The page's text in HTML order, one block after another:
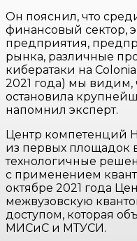
Он пояснил, что
финансовый сектор,
предприятия,
рынка, различные
кибератаки на
2021 года) мы видим,
остановила
напомнил эксперт.
Центр компетенций
из первых площадок
технологичные
с применением
октябре 2021 года
межвузовскую
доступом, которая
МИСиС и МТУСИ.